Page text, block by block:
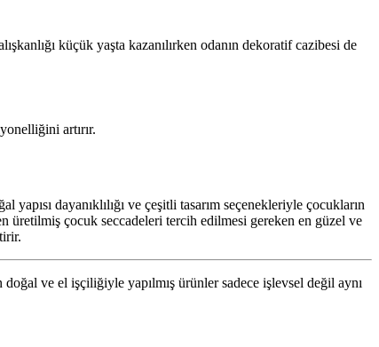
küçük yaşta kazanılırken odanın dekoratif cazibesi de
artırır.
dayanıklılığı ve çeşitli tasarım seçenekleriyle çocukların
üretilmiş çocuk seccadeleri tercih edilmesi gereken en güzel ve
ve el işçiliğiyle yapılmış ürünler sadece işlevsel değil aynı